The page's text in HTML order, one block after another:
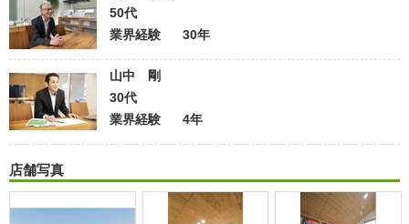
50代
業界経験
30年
山中 剛
30代
業界経験
4年
店舗写真